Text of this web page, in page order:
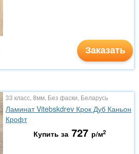
Заказать
33 класс, 8мм, Без фаски, Беларусь
Ламинат Vitebskdrev Крок Дуб Каньон
Крофт
Купить за 727 р/м2